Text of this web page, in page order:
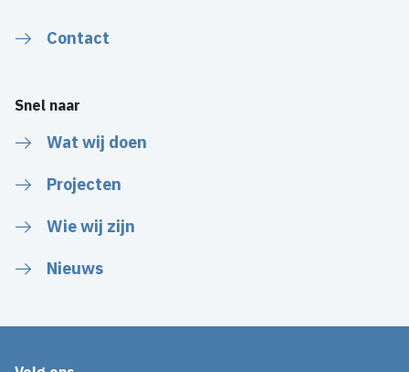
Contact
Snel naar
Wat wij doen
Projecten
Wie wij zijn
Nieuws